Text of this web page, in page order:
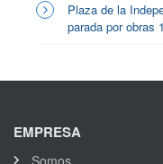
Plaza de la
parada por obras
EMPRESA
Somos